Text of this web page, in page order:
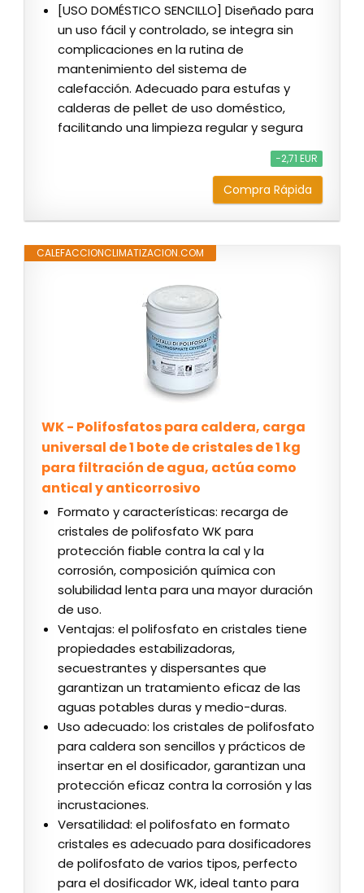
[USO DOMÉSTICO SENCILLO] Diseñado para
un uso fácil y controlado, se integra sin
complicaciones en la rutina de
mantenimiento del sistema de
calefacción. Adecuado para estufas y
calderas de pellet de uso doméstico,
facilitando una limpieza regular y segura
−2,71 EUR
Compra Rápida
CALEFACCIONCLIMATIZACION.COM
WK - Polifosfatos para caldera, carga
universal de 1 bote de cristales de 1 kg
para filtración de agua, actúa como
antical y anticorrosivo
Formato y características: recarga de
cristales de polifosfato WK para
protección fiable contra la cal y la
corrosión, composición química con
solubilidad lenta para una mayor duración
de uso.
Ventajas: el polifosfato en cristales tiene
propiedades estabilizadoras,
secuestrantes y dispersantes que
garantizan un tratamiento eficaz de las
aguas potables duras y medio-duras.
Uso adecuado: los cristales de polifosfato
para caldera son sencillos y prácticos de
insertar en el dosificador, garantizan una
protección eficaz contra la corrosión y las
incrustaciones.
Versatilidad: el polifosfato en formato
cristales es adecuado para dosificadores
de polifosfato de varios tipos, perfecto
para el dosificador WK, ideal tanto para